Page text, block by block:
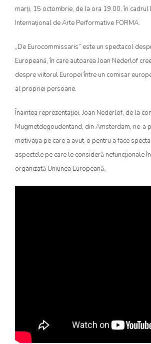
marți, 15 octombrie, de la ora 19.00, în cadrul
Internațional de Arte Performative FORMA.
„De Eurocommissaris” este un spectacol
Europeană, în care autoarea Joan Nederlof
despre viitorul Europei între un comisar
al propriei persoane.
Înaintea reprezentației, Joan Nederlof, de la
Mugmetdegoudentand, din Amsterdam, ne-a
motivația pe care a avut-o pentru a face
aspectele pe care le consideră nefuncționale
organizată Uniunea Europeană.